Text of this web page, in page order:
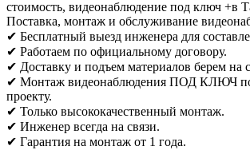
стоимость, видеонаблюдение под ключ +в
Поставка, монтаж и обслуживание
✔ Бесплатный выезд инженера для
✔ Работаем по официальному договору.
✔ Доставку и подъем материалов берем на
✔ Монтаж видеонаблюдения ПОД КЛЮЧ по
проекту.
✔ Только высококачественный монтаж.
✔ Инженер всегда на связи.
✔ Гарантия на монтаж от 1 года.